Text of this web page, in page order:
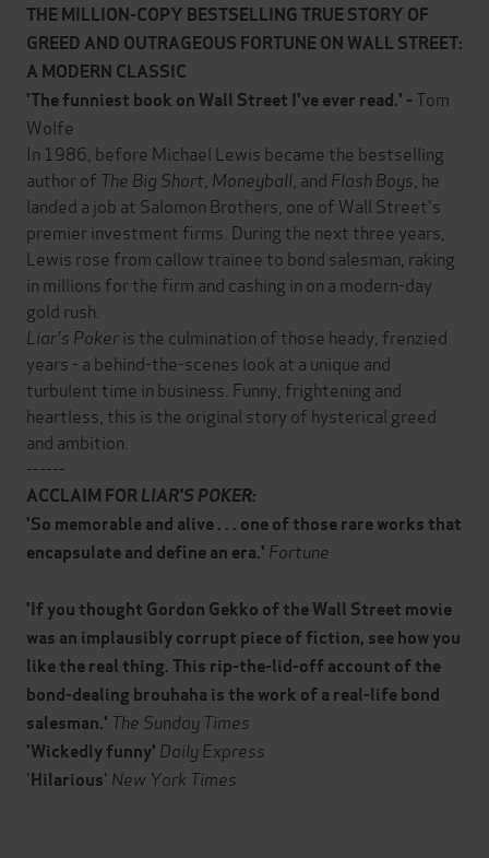
THE MILLION-COPY BESTSELLING TRUE STORY OF
GREED AND OUTRAGEOUS FORTUNE ON WALL STREET:
A MODERN CLASSIC
'The funniest book on Wall Street I've ever read.' - Tom
Wolfe
In 1986, before Michael Lewis became the bestselling
author of The Big Short Moneyball , and Flash Boys , he
landed a job at Salomon Brothers, one of Wall Street's
premier investment firms. During the next three years,
Lewis rose from callow trainee to bond salesman, raking
in millions for the firm and cashing in on a modern-day
gold rush.
Liar's Pokeris the culmination of those heady, frenzied
years - a behind-the-scenes look at a unique and
turbulent time in business. Funny, frightening and
heartless, this is the original story of hysterical greed
and ambition.
------
ACCLAIM FORLIAR'S POKER:
'So memorable and alive . . . one of those rare works that
encapsulate and define an era.' Fortune
'If you thought Gordon Gekko of the Wall Street movie
was an implausibly corrupt piece of fiction, see how you
like the real thing. This rip-the-lid-off account of the
bond-dealing brouhaha is the work of a real-life bond
salesman.' The Sunday Times
'Wickedly funny' Daily Express
'Hilarious' New York Times